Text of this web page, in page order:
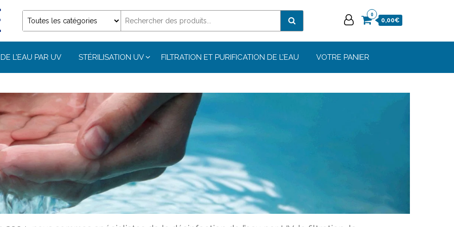
0
0,00€
L’EAU PAR UV STÉRILISATION UV FILTRATION ET PURIFICATION DE L’EAU VOTRE PANIER